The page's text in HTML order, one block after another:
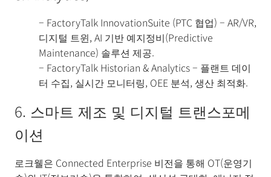
– FactoryTalk InnovationSuite (PTC 협업) – AR/VR,
디지털 트윈, AI 기반 예지정비(Predictive
Maintenance) 솔루션 제공.
– FactoryTalk Historian & Analytics – 플랜트 데이
터 수집, 실시간 모니터링, OEE 분석, 생산 최적화.
6. 스마트 제조 및 디지털 트랜스포메
이션
로크웰은 Connected Enterprise 비전을 통해 OT(운영기